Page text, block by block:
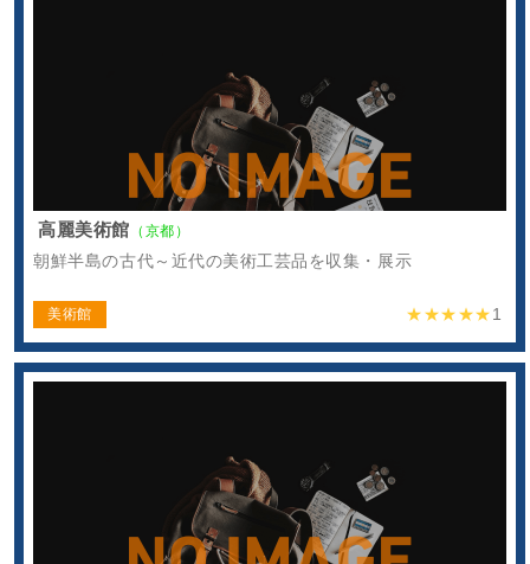
高麗美術館 （京都）
朝鮮半島の古代～近代の美術工芸品を収集・展示
美術館 ★★★★★1